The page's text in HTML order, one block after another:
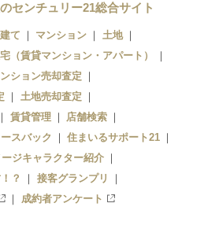
センチュリー21総合サイト
て マンション
土地
（賃貸マンション・アパート）
ション売却査定
土地売却査定
賃貸管理
店舗検索
ースバック
住まいるサポート21
ージキャラクター紹介
？
接客グランプリ
成約者アンケート